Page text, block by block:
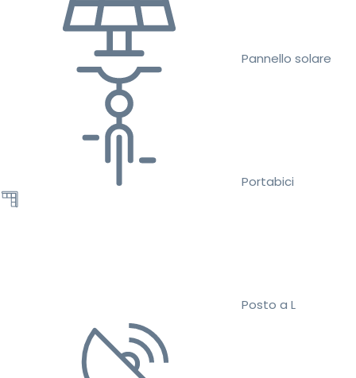
Pannello solare
Portabici
Posto a L